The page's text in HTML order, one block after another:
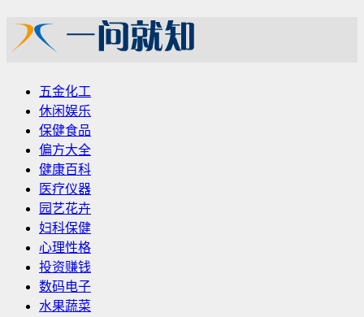
五金化工
休闲娱乐
保健食品
偏方大全
健康百科
医疗仪器
园艺花卉
妇科保健
心理性格
投资赚钱
数码电子
水果蔬菜